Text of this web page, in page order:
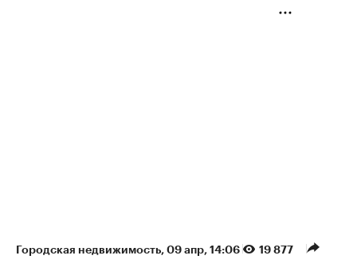
Городская недвижимость 09 апр, 14:06 19 877